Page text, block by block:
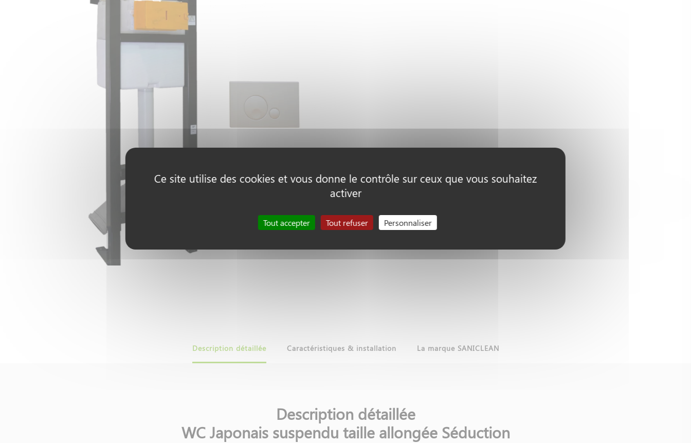
Description détaillée Caractéristiques & installation La marque SANICLEAN
Description détaillée
WC Japonais suspendu taille allongée Séduction
Ce site utilise des cookies et vous donne le contrôle sur ceux que vous souhaitez
activer
Tout accepter Tout refuser Personnaliser